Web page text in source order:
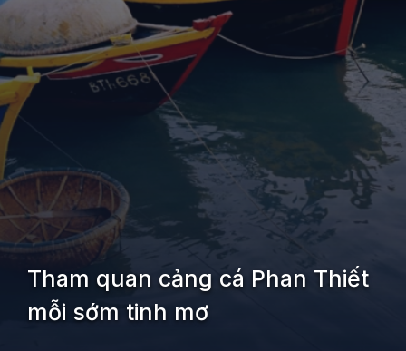
Tham quan cảng cá Phan Thiết
mỗi sớm tinh mơ